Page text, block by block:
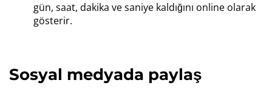
gün, saat, dakika ve saniye kaldığını online olarak
gösterir.
Sosyal medyada paylaş